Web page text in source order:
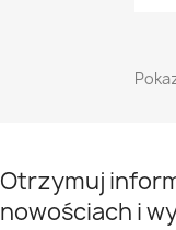
Otrzymuj
nowościach i